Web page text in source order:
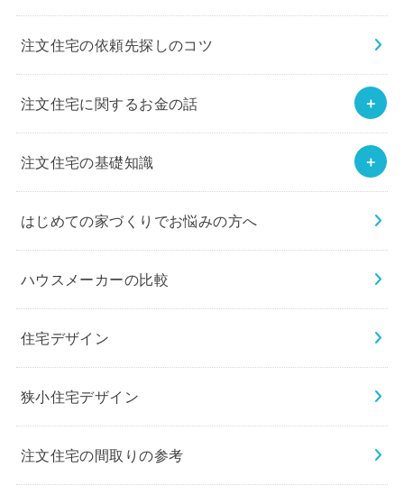
注文住宅の依頼先探しのコツ
注文住宅に関するお金の話
注文住宅の基礎知識
はじめての家づくりでお悩みの方へ
ハウスメーカーの比較
住宅デザイン
狭小住宅デザイン
注文住宅の間取りの参考